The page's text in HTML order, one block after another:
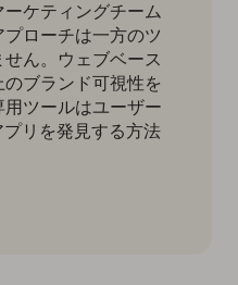
ケティングチーム
ローチは一方のツ
ん。ウェブベース
ブランド可視性を
ツールはユーザー
リを発見する方法